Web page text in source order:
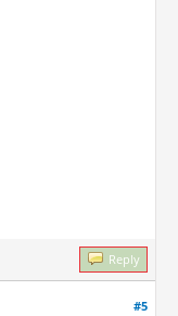
Reply
#5